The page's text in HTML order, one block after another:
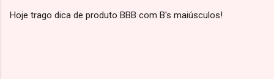
Hoje trago dica de produto BBB com B's maiúsculos!